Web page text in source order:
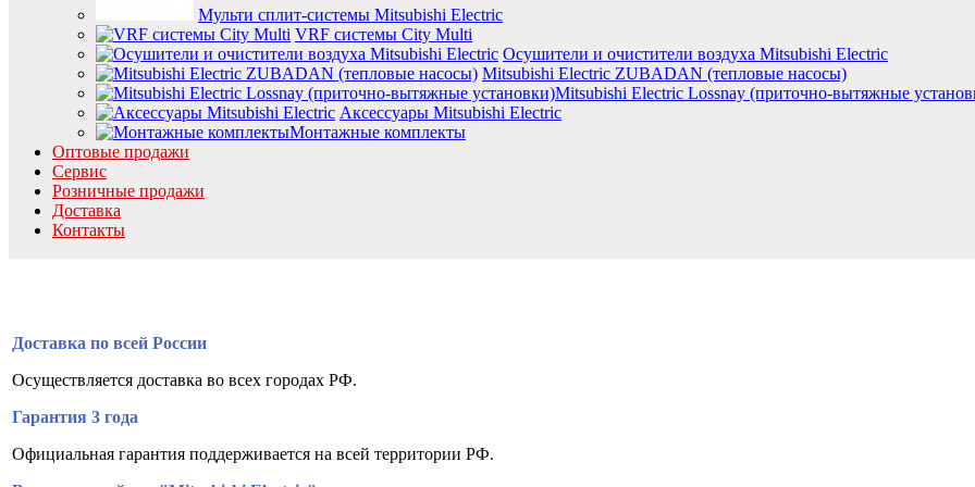
Мульти сплит-системы Mitsubishi Electric
VRF системы City Multi
Осушители и очистители воздуха Mitsubishi Electric
Mitsubishi Electric ZUBADAN (тепловые насосы)
Mitsubishi Electric Lossnay (приточно-вытяжные
Аксессуары Mitsubishi Electric
Монтажные комплекты
Оптовые продажи
Сервис
Розничные продажи
Доставка
Контакты
Доставка по всей России
Осуществляется доставка во всех городах РФ.
Гарантия 3 года
Официальная гарантия поддерживается на всей территории РФ.